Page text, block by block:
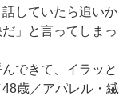
していたら追いか
」と言ってしまっ
できて、イラッと
歳／アパレル・繊